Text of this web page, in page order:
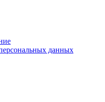
данных